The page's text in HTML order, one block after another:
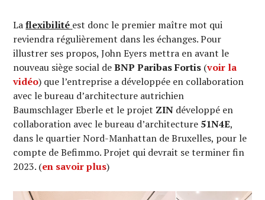
Laflexibilité est donc le premier maître mot qui
reviendra régulièrement dans les échanges. Pour
illustrer ses propos, John Eyers mettra en avant le
nouveau siège social deBNP Paribas Fortis (voir la
vidéo) que l’entreprise a développée en collaboration
avec le bureau d’architecture autrichien
Baumschlager Eberle et le projet ZIN développé en
collaboration avec le bureau d’architecture 51N4E,
dans le quartier Nord-Manhattan de Bruxelles, pour le
compte de Befimmo. Projet qui devrait se terminer fin
2023. (en savoir plus)